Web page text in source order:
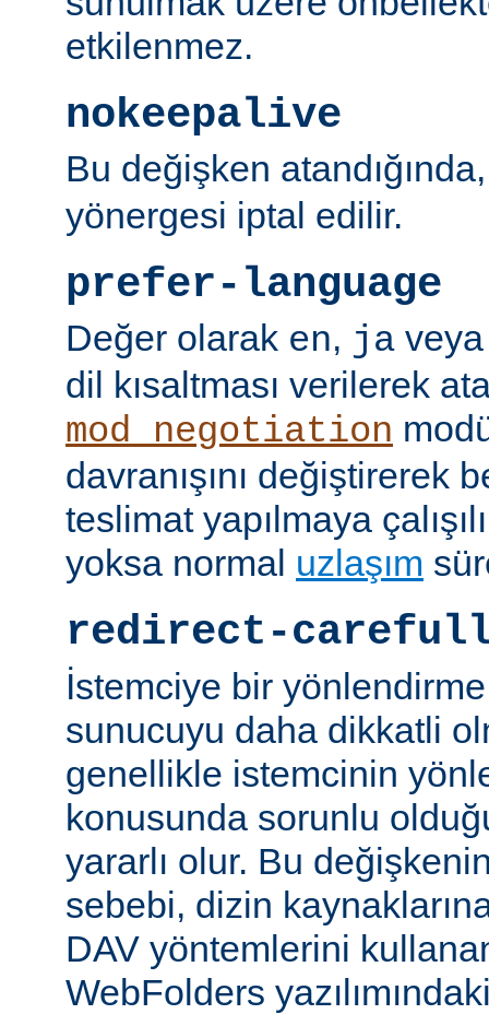
etkilenmez.
nokeepalive
Bu değişken
yönergesi iptal edilir.
prefer-language
Değer olarak en, ja
dil kısaltması verilerek
mod_negotiation
davranışını değiştirerek
teslimat yapılmaya
yoksa normal uzlaşım
redirect-
İstemciye bir
sunucuyu daha dikkatli
genellikle istemcinin
konusunda sorunlu
yararlı olur. Bu
sebebi, dizin
DAV yöntemlerini
WebFolders